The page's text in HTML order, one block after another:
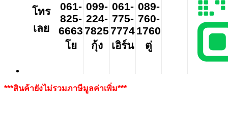
โทร
เลย
061-
825-
6663
โย
099-
224-
7825
กุ้ง
061-
775-
7774
เอิร์น
089-
760-
1760
ตู่
***สินค้ายังไม่รวมภาษีมูลค่าเพิ่ม***